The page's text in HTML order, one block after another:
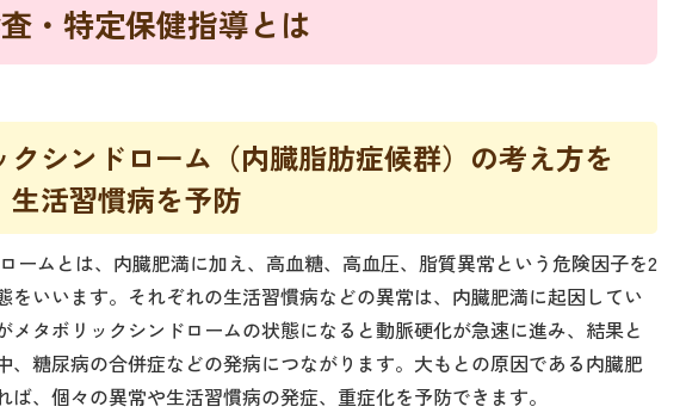
・特定保健指導とは
クシンドローム（内臓脂肪症候群）の考え方を
生活習慣病を予防
ームとは、内臓肥満に加え、高血糖、高血圧、脂質異常という危険因子を2
をいいます。それぞれの生活習慣病などの異常は、内臓肥満に起因してい
メタボリックシンドロームの状態になると動脈硬化が急速に進み、結果と
、糖尿病の合併症などの発病につながります。大もとの原因である内臓肥
ば、個々の異常や生活習慣病の発症、重症化を予防できます。